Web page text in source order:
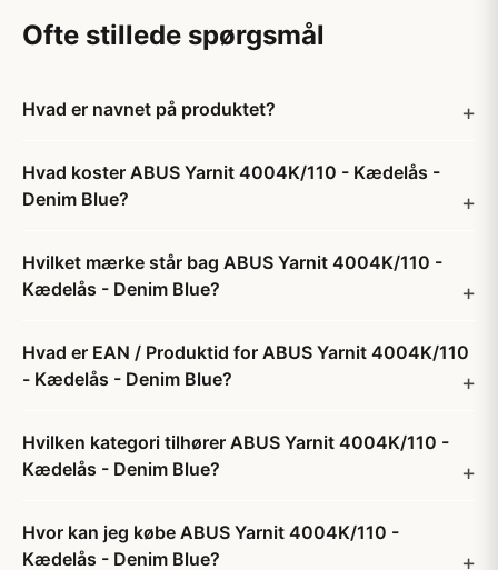
Ofte stillede spørgsmål
Hvad er navnet på produktet?
Hvad koster ABUS Yarnit 4004K/110 - Kædelås -
Denim Blue?
Hvilket mærke står bag ABUS Yarnit 4004K/110 -
Kædelås - Denim Blue?
Hvad er EAN / Produktid for ABUS Yarnit 4004K/110
- Kædelås - Denim Blue?
Hvilken kategori tilhører ABUS Yarnit 4004K/110 -
Kædelås - Denim Blue?
Hvor kan jeg købe ABUS Yarnit 4004K/110 -
Kædelås - Denim Blue?